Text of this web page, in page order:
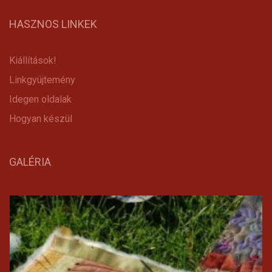
HASZNOS LINKEK
Kiállítások!
Linkgyüjtemény
Idegen oldalak
Hogyan készül
GALÉRIA